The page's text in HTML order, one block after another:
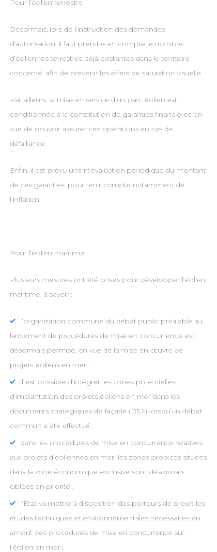
Pour l’éolien terrestre
Désormais, lors de l’instruction des demandes
d’autorisation, il faut prendre en compte le nombre
d’éoliennes terrestres déjà existantes dans le territoire
concerné, afin de prévenir les effets de saturation visuelle.
Par ailleurs, la mise en service d’un parc éolien est
conditionnée à la constitution de garanties financières en
vue de pouvoir assurer ces opérations en cas de
défaillance.
Enfin, il est prévu une réévaluation périodique du montant
de ces garanties, pour tenir compte notamment de
l’inflation.
Pour l’éolien maritime
Plusieurs mesures ont été prises pour développer l’éolien
maritime, à savoir :
l’organisation commune du débat public préalable au
lancement de procédures de mise en concurrence est
désormais permise, en vue de la mise en œuvre de
projets éoliens en mer ;
il est possible d’intégrer les zones potentielles
d’implantation des projets éoliens en mer dans les
documents stratégiques de façade (DSF) lorsqu’un débat
commun a été effectué ;
dans les procédures de mise en concurrence relatives
aux projets d’éoliennes en mer, les zones propices situées
dans la zone économique exclusive sont désormais
ciblées en priorité ;
l’État va mettre à disposition des porteurs de projet les
études techniques et environnementales nécessaires en
amont des procédures de mise en concurrence sur
l’éolien en mer ;